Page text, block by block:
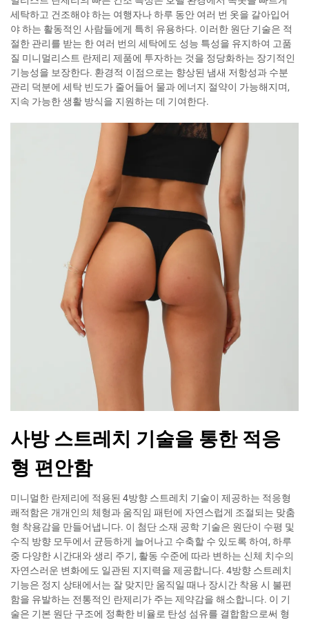
세탁하고 건조해야 하는 여행자나 하루 동안 여러 번 옷을 갈아입어
야 하는 활동적인 사람들에게 특히 유용하다. 이러한 원단 기술은 적
절한 관리를 받는 한 여러 번의 세탁에도 성능 특성을 유지하여 고품
질 미니멀리스트 란제리 제품에 투자하는 것을 정당화하는 장기적인
기능성을 보장한다. 환경적 이점으로는 향상된 냄새 저항성과 수분
관리 덕분에 세탁 빈도가 줄어들어 물과 에너지 절약이 가능해지며,
지속 가능한 생활 방식을 지원하는 데 기여한다.
사방 스트레치 기술을 통한 적응
형 편안함
미니멀한 란제리에 적용된 4방향 스트레치 기술이 제공하는 적응형
쾌적함은 개개인의 체형과 움직임 패턴에 자연스럽게 조절되는 맞춤
형 착용감을 만들어냅니다. 이 첨단 소재 공학 기술은 원단이 수평 및
수직 방향 모두에서 균등하게 늘어나고 수축할 수 있도록 하여, 하루
중 다양한 시간대와 생리 주기, 활동 수준에 따라 변하는 신체 치수의
자연스러운 변화에도 일관된 지지력을 제공합니다. 4방향 스트레치
기능은 정지 상태에서는 잘 맞지만 움직일 때나 장시간 착용 시 불편
함을 유발하는 전통적인 란제리가 주는 제약감을 해소합니다. 이 기
술은 기본 원단 구조에 정확한 비율로 탄성 섬유를 결합함으로써 형